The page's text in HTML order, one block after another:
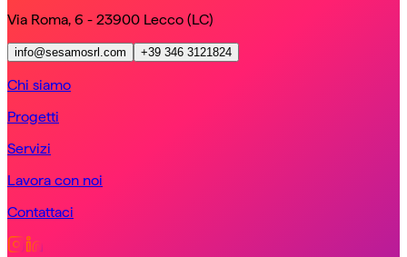
Via Roma, 6 - 23900 Lecco (LC)
info@sesamosrl.com +39 346 3121824
Chi siamo
Progetti
Servizi
Lavora con noi
Contattaci